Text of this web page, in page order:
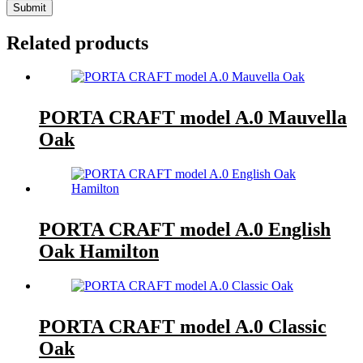
Submit
Related products
PORTA CRAFT model A.0 Mauvella
Oak
PORTA CRAFT model A.0 English
Oak Hamilton
PORTA CRAFT model A.0 Classic
Oak